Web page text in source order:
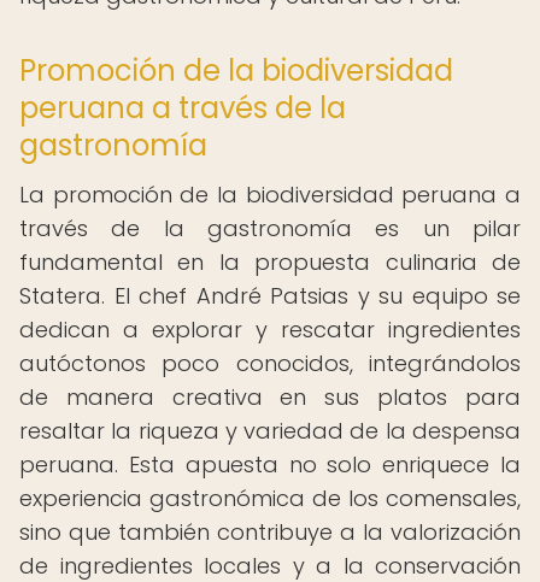
Promoción de la biodiversidad
peruana a través de la
gastronomía
La promoción de la biodiversidad peruana a
través de la gastronomía es un pilar
fundamental en la propuesta culinaria de
Statera. El chef André Patsias y su equipo se
dedican a explorar y rescatar ingredientes
autóctonos poco conocidos, integrándolos
de manera creativa en sus platos para
resaltar la riqueza y variedad de la despensa
peruana. Esta apuesta no solo enriquece la
experiencia gastronómica de los comensales,
sino que también contribuye a la valorización
de ingredientes locales y a la conservación